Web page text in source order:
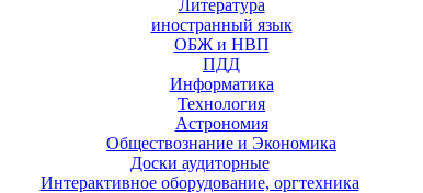
Литература
иностранный язык
ОБЖ и НВП
ПДД
Информатика
Технология
Астрономия
Обществознание и Экономика
Доски аудиторные
Интерактивное оборудование, оргтехника